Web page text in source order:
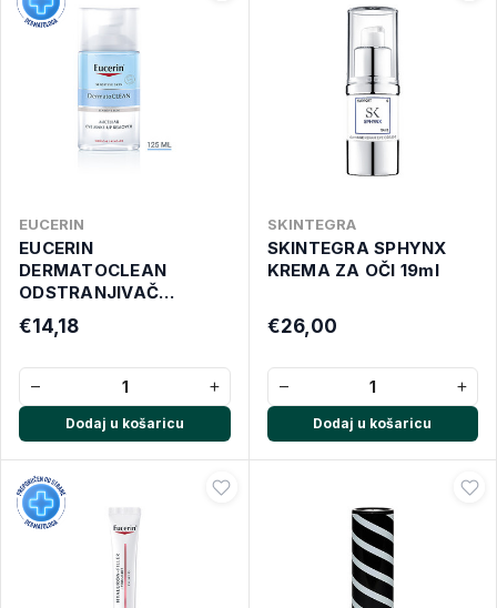
EUCERIN
EUCERIN
DERMATOCLEAN
ODSTRANJIVAČ
ŠMINKE NA OČIMA 125
ML
€14,18
− +
Dodaj u košaricu
SKINTEGRA
SKINTEGRA SPHYNX
KREMA ZA OČI 19ml
€26,00
− +
Dodaj u košaricu